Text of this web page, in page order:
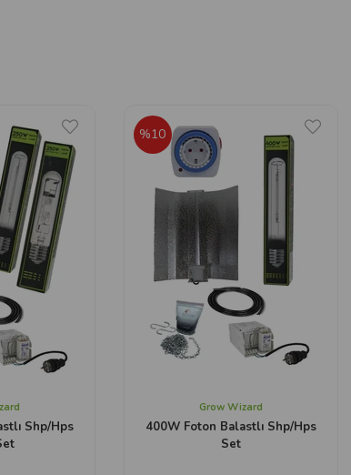
Shp/Hps
Grow Wizard
400W Foton Balastlı Shp/Hps
Set
%10